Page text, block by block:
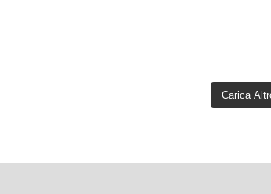
Carica